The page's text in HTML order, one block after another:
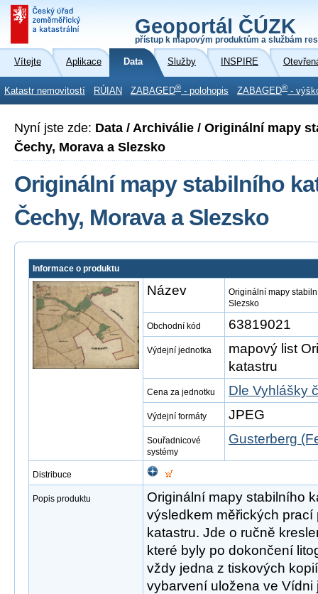
Geoportál ČÚZK
přístup k mapovým produktům a službám
Vítejte Aplikace Data Služby INSPIRE
Katastr nemovitostí RÚIAN ZABAGED® - polohopis ZABAGED® -
Nyní jste zde: Data / Archiválie / Originální mapy
Čechy, Morava a Slezsko
Originální mapy stabilního
Čechy, Morava a Slezsko
Informace o produktu
Název
Originální mapy
Slezsko
Obchodní kód 63819021
Výdejní jednotka
mapový list
katastru
Cena za jednotku Dle Vyhlášky
Výdejní formáty JPEG
Souřadnicové
systémy
Gusterberg
Distribuce
Popis produktu
Originální mapy stabilního
výsledkem měřických
katastru. Jde o ručně
které byly po dokončení
vždy jedna z tiskových
vybarvení uložena ve Vídni